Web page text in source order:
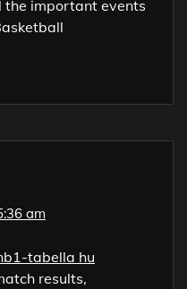
the important events
am
tabella hu
results,